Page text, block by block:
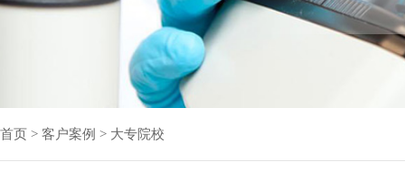
首页 > 客户案例 > 大专院校